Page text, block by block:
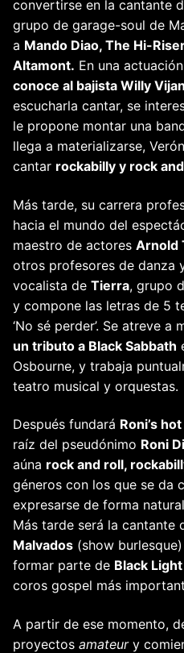
convertirse en la cantante
grupo de garage-soul de
a Mando Diao, The Hi-
Altamont. En una
conoce al bajista Willy
escucharla cantar, se
le propone montar una
llega a materializarse,
cantar rockabilly y rock
Más tarde, su carrera
hacia el mundo del
maestro de actores Arnold
otros profesores de danza
vocalista de Tierra, grupo
y compone las letras de 5
‘No sé perder’. Se atreve a
un tributo a Black Sabbath
Osbourne, y trabaja
teatro musical y orquestas.
Después fundará Roni’s
raíz del pseudónimo Roni
aúna rock and roll,
géneros con los que se da
expresarse de forma
Más tarde será la cantante
Malvados (show
formar parte de Black
coros gospel más
A partir de ese momento,
proyectos amateury